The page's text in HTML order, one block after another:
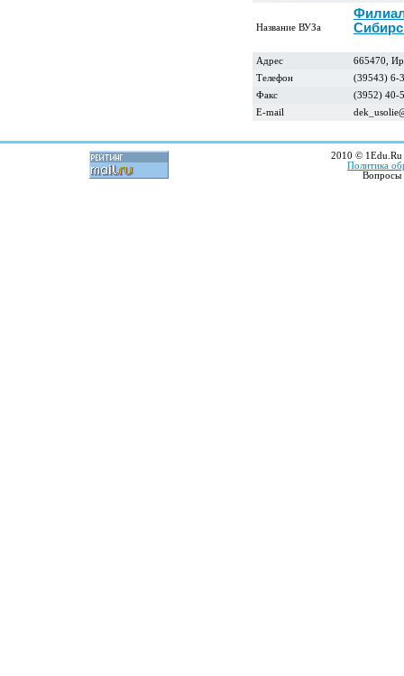
Название ВУЗа
Филиал
Адрес
665470,
Телефон
(39543) 6-
Факс
(3952) 40-
E-mail
2010 © 1Edu.Ru
Политика
Вопросы